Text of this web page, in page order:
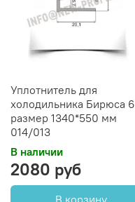
Уплотнитель для
холодильника Бирюса 6
размер 1340*550 мм
014/013
В наличии
2080 руб